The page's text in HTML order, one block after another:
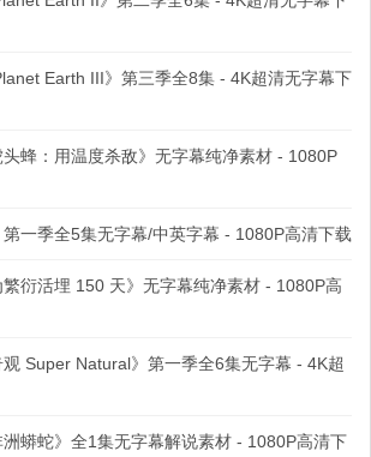
Earth III》第三季全8集 - 4K超清无字幕下
蜂：用温度杀敌》无字幕纯净素材 - 1080P
一季全5集无字幕/中英字幕 - 1080P高清下载
衍活埋 150 天》无字幕纯净素材 - 1080P高
Super Natural》第一季全6集无字幕 - 4K超
蟒蛇》全1集无字幕解说素材 - 1080P高清下